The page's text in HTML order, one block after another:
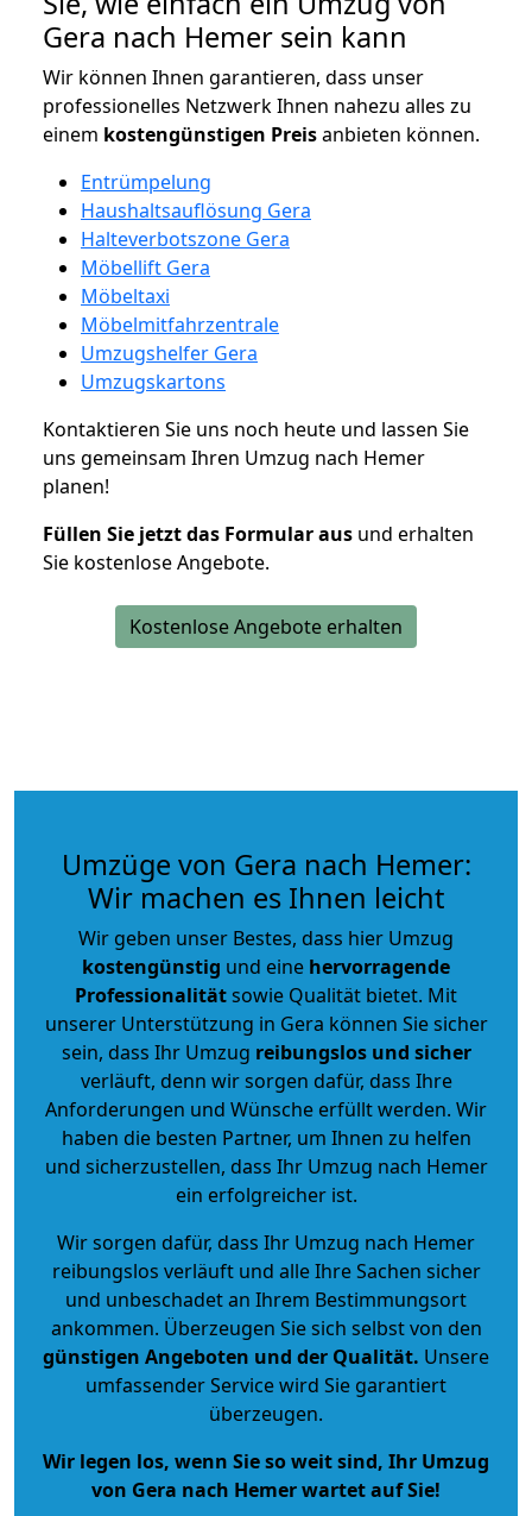
Gera nach Hemer sein kann
Wir können Ihnen garantieren, dass unser
professionelles Netzwerk Ihnen nahezu alles zu
einem kostengünstigen Preisanbieten können.
Entrümpelung
Haushaltsauflösung Gera
Halteverbotszone Gera
Möbellift Gera
Möbeltaxi
Möbelmitfahrzentrale
Umzugshelfer Gera
Umzugskartons
Kontaktieren Sie uns noch heute und lassen Sie
uns gemeinsam Ihren Umzug nach Hemer
planen!
Füllen Sie jetzt das Formular aus und erhalten
Sie kostenlose Angebote.
Kostenlose Angebote erhalten
Umzüge von Gera nach Hemer:
Wir machen es Ihnen leicht
Wir geben unser Bestes, dass hier Umzug
kostengünstig und eine hervorragende
Professionalitätsowie Qualität bietet. Mit
unserer Unterstützung in Gera können Sie sicher
sein, dass Ihr Umzug reibungslos und sicher
verläuft, denn wir sorgen dafür, dass Ihre
Anforderungen und Wünsche erfüllt werden. Wir
haben die besten Partner, um Ihnen zu helfen
und sicherzustellen, dass Ihr Umzug nach Hemer
ein erfolgreicher ist.
Wir sorgen dafür, dass Ihr Umzug nach Hemer
reibungslos verläuft und alle Ihre Sachen sicher
und unbeschadet an Ihrem Bestimmungsort
ankommen. Überzeugen Sie sich selbst von den
günstigen Angeboten und der Qualität. Unsere
umfassender Service wird Sie garantiert
überzeugen.
Wir legen los, wenn Sie so weit sind, Ihr Umzug
von Gera nach Hemer wartet auf Sie!